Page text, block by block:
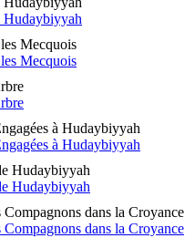
Hudaybiyyah
Mecquois
Mecquois
à Hudaybiyyah
à Hudaybiyyah
Hudaybiyyah
Hudaybiyyah
dans la Croyance
dans la Croyance